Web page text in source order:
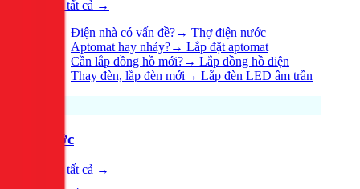
Xem tất cả →
Điện nhà có vấn đề?→ Thợ điện nước
Aptomat hay nhảy?→ Lắp đặt aptomat
Cần lắp đồng hồ mới?→ Lắp đồng hồ điện
Thay đèn, lắp đèn mới → Lắp đèn LED âm trần
Nước
Xem tất cả →